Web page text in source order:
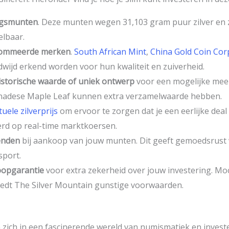
. Deze munten wegen 31,103 gram puur zilver
merken. South African Mint, China Gold Coin
erkend worden voor hun kwaliteit en zuiverheid.
waarde of uniek ontwerpvoor een mogelijke
Maple Leaf kunnen extra verzamelwaarde hebben.
zilverprijs om ervoor te zorgen dat je een eerlijke
op real-time marktkoersen.
bij aankoop van jouw munten. Dit geeft
voor extra zekerheid over jouw investering.
The Silver Mountain gunstige voorwaarden.